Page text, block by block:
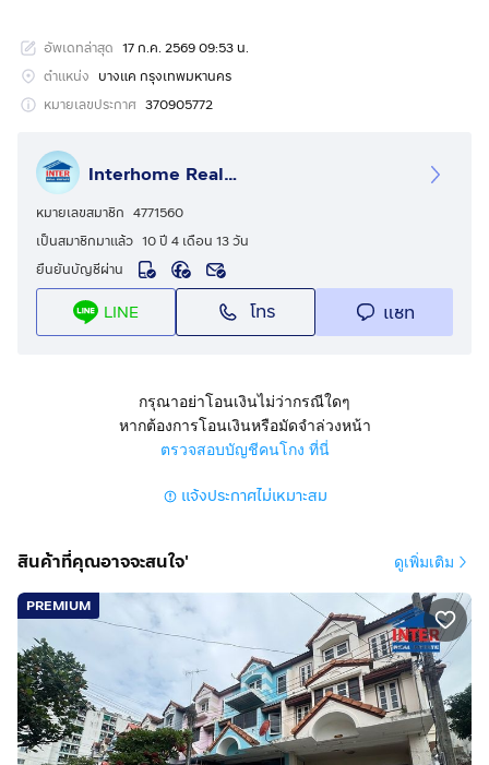
ขนาด 30.4 ตร.ว.
ที่ตั้ง : หมู่บ้านเฌอวงแหวน-สาทร ถ.กาญจนาภิเษก เขต
รายละเอียด
ใกล้เดอะมอลล์บางแค โลตัสบางแค ซีคอนบางแค แม็คโคร
กัลปพฤกษ์ บิ๊กซีกัลปพฤกษ์
หมู่บ้านเฌอ วงแหวน-สาทร ขายทาวน์เฮ้าส์ 3 ชั้น
ขายทาวน์เฮ้าส์ 3 ชั้น ซอยกาญจนาภิเษก10 ถนนกาญจนา
สูง 3 ชั้น 3 ห้องนอน 4 ห้องน้ำ 1 ห้องครัว 1 ห้องรับแขก
พื้นชั้น 1 ปูกระเบื้องแกรนิตโต้ พื้นชั้น2-3 ปูลามิเนต
หลังมุม มีพื้นที่ด้านข้างเหลือเยอะ จัดสวนสวย แอร์ 3 ตัว มี
ม่าน
ทำเลดีสถานที่ใกล้เคียง
โครงการน่าอยู่ ใกล้เดอะมอลล์บางแค
โลตัสบางแค ซีคอนบางแค
แม็คโครกัลปพฤกษ์ บิ๊กซีกัลปพฤกษ์
โฮมโปรกัลปพฤกษ์ เซ็นทรัลพระราม2
อัพเดทล่าสุด 17 ก.ค. 2569 09:53 น.
ตำแหน่ง บางแค กรุงเทพมหานคร
หมายเลขประกาศ 370905772
Interhome Realty Estate
หมายเลขสมาชิก 4771560
เป็นสมาชิกมาแล้ว 10 ปี 4 เดือน 13 วัน
ยืนยันบัญชีผ่าน
LINE โทร แชท
กรุณาอย่าโอนเงินไม่ว่ากรณีใดๆ
หากต้องการโอนเงินหรือมัดจำล่วงหน้า
ตรวจสอบบัญชีคนโกง ที่นี่
แจ้งประกาศไม่เหมาะสม
สินค้าที่คุณอาจจะสนใจ' ดูเพิ่มเติม
PREMIUM